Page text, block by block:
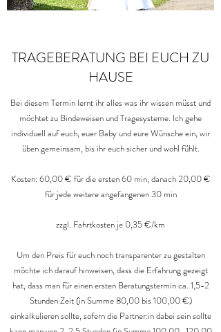
TRAGEBERATUNG BEI EUCH ZU
HAUSE
Bei diesem Termin lernt ihr alles was ihr wissen müsst und
möchtet zu Bindeweisen und Tragesysteme. Ich gehe
individuell auf euch, euer Baby und eure Wünsche ein, wir
üben gemeinsam, bis ihr euch sicher und wohl fühlt.
Kosten: 60,00 € für die ersten 60 min, danach 20,00 €
für jede weitere angefangenen 30 min
zzgl. Fahrtkosten je 0,35 €/km
Um den Preis für euch noch transparenter zu gestalten
möchte ich darauf hinweisen, dass die Erfahrung gezeigt
hat, dass man für einen ersten Beratungstermin ca. 1,5-2
Stunden Zeit (in Summe 80,00 bis 100,00 €)
einkalkulieren sollte, sofern die Partner:in dabei sein sollte